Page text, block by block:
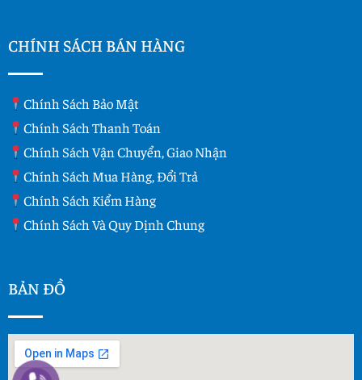
CHÍNH SÁCH BÁN HÀNG
Chính Sách Bảo Mật
Chính Sách Thanh Toán
Chính Sách Vận Chuyển, Giao Nhận
Chính Sách Mua Hàng, Đổi Trả
Chính Sách Kiểm Hàng
Chính Sách Và Quy Dịnh Chung
BẢN ĐỒ